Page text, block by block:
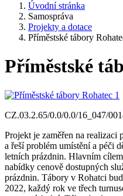
Úvodní stránka
Samospráva
Projekty a dotace
Příměstské tábory
Příměstské
CZ.03.2.65/0.0/0.0/16_047/
Projekt je zaměřen na realizaci
a řeší problém umístění a péči
letních prázdnin. Hlavním
nabídky cenově dostupných
prázdnin. Tábory v Rohatci
2022, každý rok ve třech